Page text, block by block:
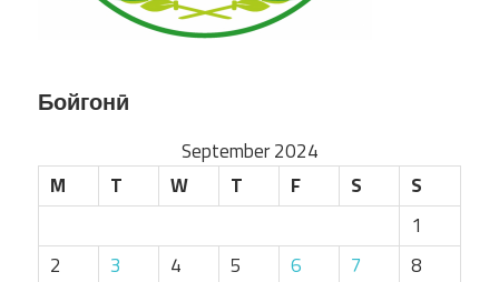
Бойгонӣ
September 2024
M
T W T F S
S
1
2
3 4 5 6 7
8